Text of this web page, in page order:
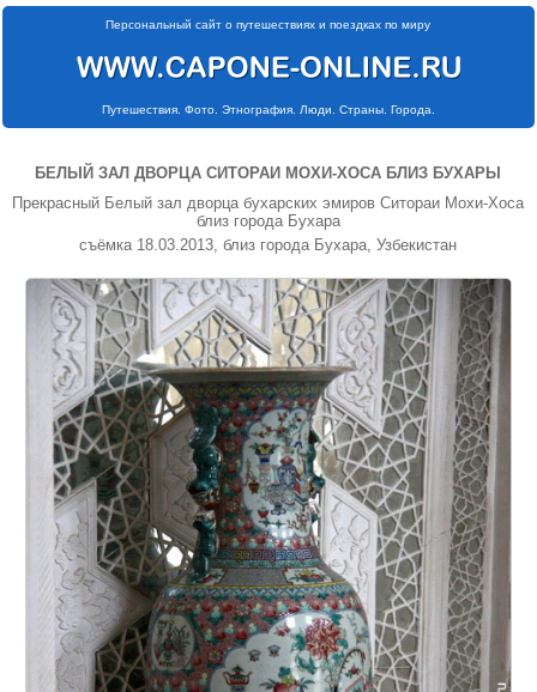
Персональный сайт о путешествиях и поездках по миру
Путешествия. Фото. Этнография. Люди. Страны. Города.
БЕЛЫЙ ЗАЛ ДВОРЦА СИТОРАИ МОХИ-ХОСА БЛИЗ БУХАРЫ
Прекрасный Белый зал дворца бухарских эмиров Ситораи Мохи-Хоса
близ города Бухара
съёмка 18.03.2013, близ города Бухара, Узбекистан